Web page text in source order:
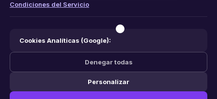
Funciones
Aviso Legal
© 2026 FacilCita — Un servicio dePC64 Servicios Informaticos.
Condiciones del Servicio
Cookies Analíticas (Google):
Denegar todas
Personalizar